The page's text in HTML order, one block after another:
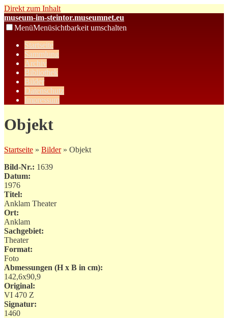
Direkt zum Inhalt
museum-im-steintor.museumnet.eu
MenüMenüsichtbarkeit umschalten
Startseite
Sammlung
Archiv
Bibliothek
Bilder
Datenschutz
Impressum
Objekt
Startseite » Bilder» Objekt
Bild-Nr.: 1639
Datum:
1976
Titel:
Anklam Theater
Ort:
Anklam
Sachgebiet:
Theater
Format:
Foto
Abmessungen (H x B in cm):
142,6x90,9
Original:
VI 470 Z
Signatur:
1460